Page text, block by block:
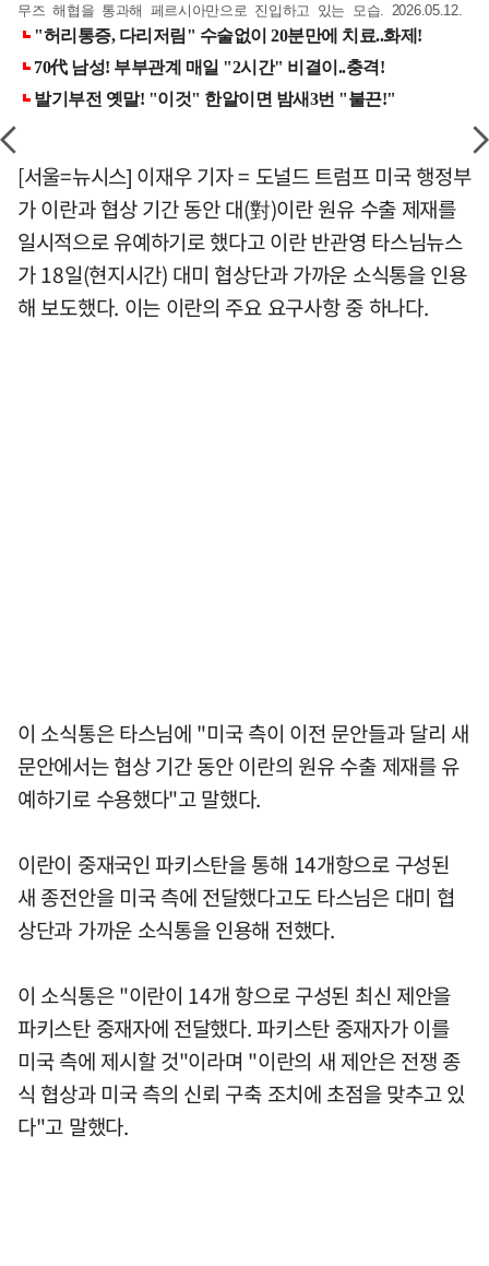
무즈 해협을 통과해 페르시아만으로 진입하고 있는 모습. 2026.05.12.
[서울=뉴시스] 이재우 기자 = 도널드 트럼프 미국 행정부
가 이란과 협상 기간 동안 대(對)이란 원유 수출 제재를
일시적으로 유예하기로 했다고 이란 반관영 타스님뉴스
가 18일(현지시간) 대미 협상단과 가까운 소식통을 인용
해 보도했다. 이는 이란의 주요 요구사항 중 하나다.
이 소식통은 타스님에 "미국 측이 이전 문안들과 달리 새
문안에서는 협상 기간 동안 이란의 원유 수출 제재를 유
예하기로 수용했다"고 말했다.
이란이 중재국인 파키스탄을 통해 14개항으로 구성된
새 종전안을 미국 측에 전달했다고도 타스님은 대미 협
상단과 가까운 소식통을 인용해 전했다.
이 소식통은 "이란이 14개 항으로 구성된 최신 제안을
파키스탄 중재자에 전달했다. 파키스탄 중재자가 이를
미국 측에 제시할 것"이라며 "이란의 새 제안은 전쟁 종
식 협상과 미국 측의 신뢰 구축 조치에 초점을 맞추고 있
다"고 말했다.